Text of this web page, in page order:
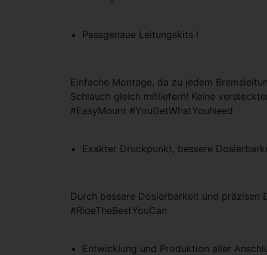
Passgenaue Leitungskits !
Einfache Montage, da zu jedem
Schlauch gleich mitliefern! Keine
#EasyMount #YouGetWhatYouNeed
Exakter Druckpunkt, bessere
Durch bessere Dosierbarkeit und präzisen
#RideTheBestYouCan
Entwicklung und Produktion aller